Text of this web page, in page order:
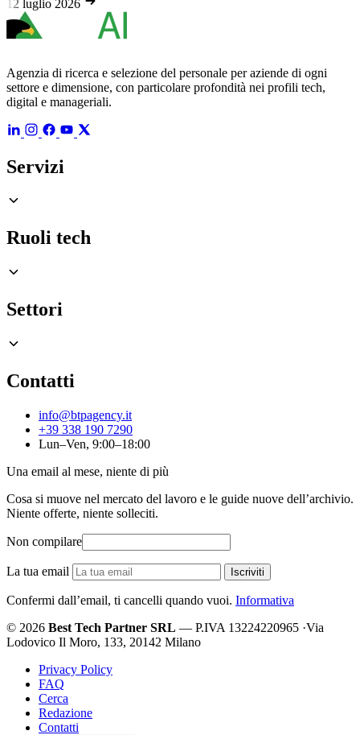
Agenzia di ricerca e selezione del personale per aziende di ogni
settore e dimensione, con particolare profondità nei profili tech,
digital e manageriali.
Servizi
Ruoli tech
Settori
Contatti
info@btpagency.it
+39 338 190 7290
Lun–Ven, 9:00–18:00
Una email al mese, niente di più
Cosa si muove nel mercato del lavoro e le guide nuove dell’archivio.
Niente offerte, niente solleciti.
Non compilare
La tua email Iscriviti
Confermi dall’email, ti cancelli quando vuoi. Informativa
© 2026 Best Tech Partner SRL — P.IVA 13224220965 ·Via
Lodovico Il Moro, 133, 20142 Milano
Privacy Policy
FAQ
Cerca
Redazione
Contatti